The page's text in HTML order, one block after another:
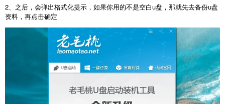
2、之后，会弹出格式化提示，如果你用的不是空白u盘，那就先去备份u盘
资料，再点击确定